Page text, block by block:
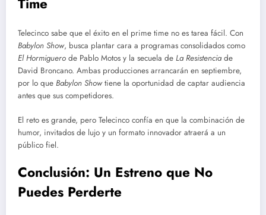
Telecinco sabe que el éxito en el prime time no es tarea fácil. Con
Babylon Show, busca plantar cara a programas consolidados como
El Hormiguero de Pablo Motos y la secuela de La Resistenciade
David Broncano. Ambas producciones arrancarán en septiembre,
por lo que Babylon Showtiene la oportunidad de captar audiencia
antes que sus competidores.
El reto es grande, pero Telecinco confía en que la combinación de
humor, invitados de lujo y un formato innovador atraerá a un
público fiel.
Conclusión: Un Estreno que No
Puedes Perderte